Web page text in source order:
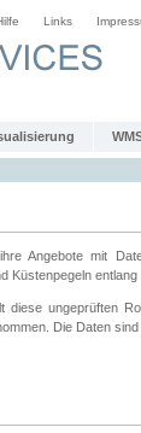
Links
Angebote mit
Küstenpegeln
ungeprüften
Die Daten